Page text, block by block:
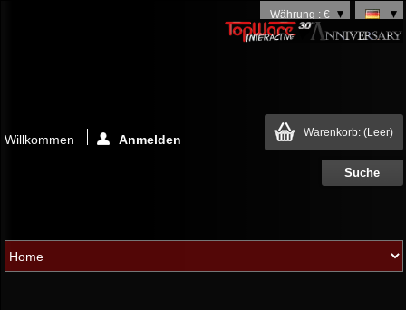
Währung : €
Warenkorb: (Leer)
Willkommen Anmelden